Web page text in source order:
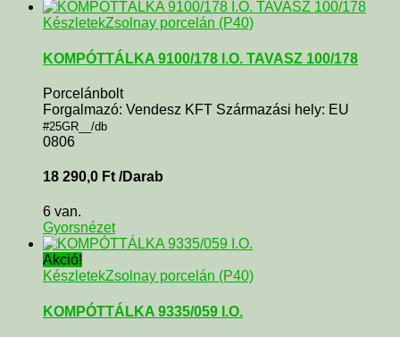
KészletekZsolnay porcelán (P40)
KOMPÓTTÁLKA 9100/178 I.O. TAVASZ 100/178
Porcelánbolt
Forgalmazó: Vendesz KFT Származási hely: EU
#25GR__/db
0806
18 290,0 Ft /Darab
6 van.
Gyorsnézet
Akció!
KészletekZsolnay porcelán (P40)
KOMPÓTTÁLKA 9335/059 I.O.